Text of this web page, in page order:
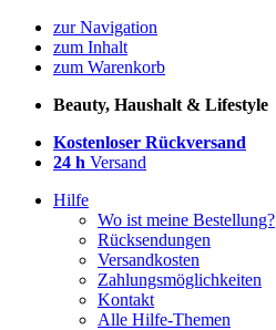
zur Navigation
zum Inhalt
zum Warenkorb
Beauty, Haushalt & Lifestyle
Kostenloser Rückversand
24 h Versand
Hilfe
Wo ist meine Bestellung?
Rücksendungen
Versandkosten
Zahlungsmöglichkeiten
Kontakt
Alle Hilfe-Themen